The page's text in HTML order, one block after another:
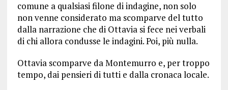
comune a qualsiasi filone di indagine, non solo
non venne considerato ma scomparve del tutto
dalla narrazione che di Ottavia si fece nei verbali
di chi allora condusse le indagini. Poi, più nulla.
Ottavia scomparve da Montemurro e, per troppo
tempo, dai pensieri di tutti e dalla cronaca locale.